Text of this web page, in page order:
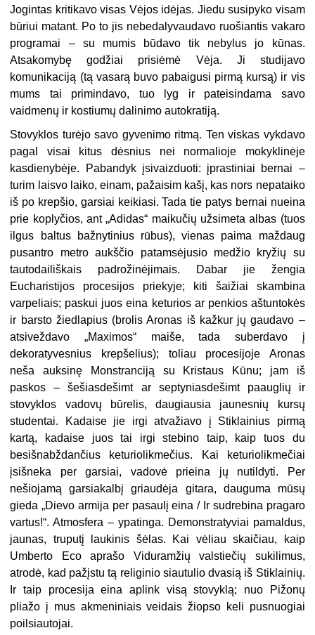
Jogintas kritikavo visas Vėjos idėjas. Jiedu susipyko visam
būriui matant. Po to jis nebedalyvaudavo ruošiantis vakaro
programai – su mumis būdavo tik nebylus jo kūnas.
Atsakomybę godžiai prisiėmė Vėja. Ji studijavo
komunikaciją (tą vasarą buvo pabaigusi pirmą kursą) ir vis
mums tai primindavo, tuo lyg ir pateisindama savo
vaidmenų ir kostiumų dalinimo autokratiją.
Stovyklos turėjo savo gyvenimo ritmą. Ten viskas vykdavo
pagal visai kitus dėsnius nei normalioje mokyklinėje
kasdienybėje. Pabandyk įsivaizduoti: įprastiniai bernai –
turim laisvo laiko, einam, pažaisim kašį, kas nors nepataiko
iš po krepšio, garsiai keikiasi. Tada tie patys bernai nueina
prie koplyčios, ant „Adidas“ maikučių užsimeta albas (tuos
ilgus baltus bažnytinius rūbus), vienas paima maždaug
pusantro metro aukščio patamsėjusio medžio kryžių su
tautodailiškais padrožinėjimais. Dabar jie žengia
Eucharistijos procesijos priekyje; kiti šaižiai skambina
varpeliais; paskui juos eina keturios ar penkios aštuntokės
ir barsto žiedlapius (brolis Aronas iš kažkur jų gaudavo –
atsiveždavo „Maximos“ maiše, tada suberdavo į
dekoratyvesnius krepšelius); toliau procesijoje Aronas
neša auksinę Monstranciją su Kristaus Kūnu; jam iš
paskos – šešiasdešimt ar septyniasdešimt paauglių ir
stovyklos vadovų būrelis, daugiausia jaunesnių kursų
studentai. Kadaise jie irgi atvažiavo į Stiklainius pirmą
kartą, kadaise juos tai irgi stebino taip, kaip tuos du
besišnabždančius keturiolikmečius. Kai keturiolikmečiai
įsišneka per garsiai, vadovė prieina jų nutildyti. Per
nešiojamą garsiakalbį griaudėja gitara, dauguma mūsų
gieda „Dievo armija per pasaulį eina / Ir sudrebina pragaro
vartus!“. Atmosfera – ypatinga. Demonstratyviai pamaldus,
jaunas, truputį laukinis šėlas. Kai vėliau skaičiau, kaip
Umberto Eco aprašo Viduramžių valstiečių sukilimus,
atrodė, kad pažįstu tą religinio siautulio dvasią iš Stiklainių.
Ir taip procesija eina aplink visą stovyklą; nuo Pižonų
pliažo į mus akmeniniais veidais žiopso keli pusnuogiai
poilsiautojai.